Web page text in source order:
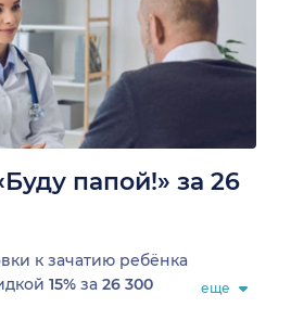
папой!» за 26
к зачатию ребёнка
15% за 26 300
еще